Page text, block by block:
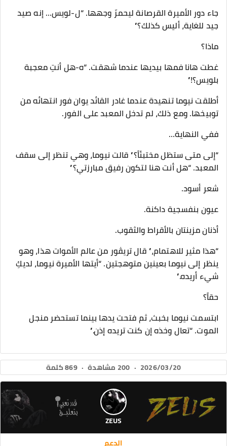
جاء دور الأميرة القرصانة ليحمرّ وجهها. “ل-لويس… إنه صيد
جيد للغاية، أليس كذلك؟”
ماذا؟
غطت هانا فمها بيديها عندما شهقت. “ه-هل أنتِ معجبة
بلويس؟!”
أطلقت نيوما تنهيدة عندما غادر القائد يوان فور انتهائه من
توبيخها. ومع ذلك، لم تدخل المعبد على الفور.
ففي النهاية…
“إلى متى ستظل مختبئاً؟” قالت نيوما، وهي تنظر إلى سقف
المعبد. “هل أنت هنا لتكون رفيق مبارزتي؟”
شعر أسود.
عيون بنفسجية داكنة.
أذنان مزينتان بالأقراط والثقوب.
“هذا مثير للاهتمام،” قال تريڤور من عالم الأموات هذا، وهو
ينظر إلى نيوما بعينين متوهجتين. “أيتها الأميرة نيوما، لديكِ
شيء أريده.”
حقاً؟
ابتسمت نيوما بخبث، ثم فتحت يدها بينما تستحضر منجل
الموت. “تعال وخذه إن كنت تريده إذن.”
2026/03/20
· 200 مشاهدة · 869 كلمة
ZEUS
الدعم